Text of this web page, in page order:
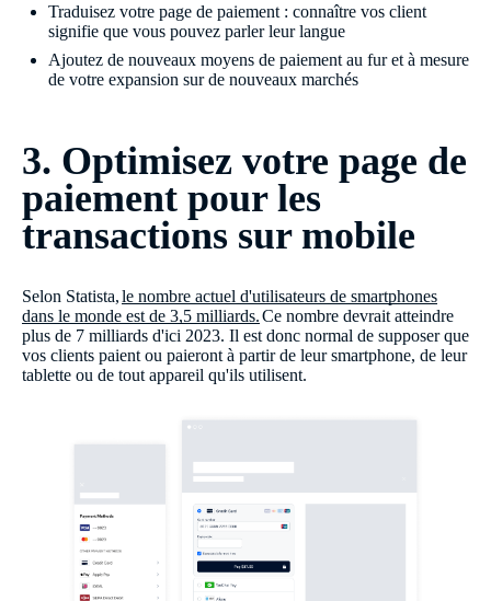
Traduisez votre page de paiement : connaître vos client
signifie que vous pouvez parler leur langue
Ajoutez de nouveaux moyens de paiement au fur et à mesure
de votre expansion sur de nouveaux marchés
3. Optimisez votre page de
paiement pour les
transactions sur mobile
Selon Statista,le nombre actuel d'utilisateurs de smartphones
dans le monde est de 3,5 milliards.Ce nombre devrait atteindre
plus de 7 milliards d'ici 2023. Il est donc normal de supposer que
vos clients paient ou paieront à partir de leur smartphone, de leur
tablette ou de tout appareil qu'ils utilisent.